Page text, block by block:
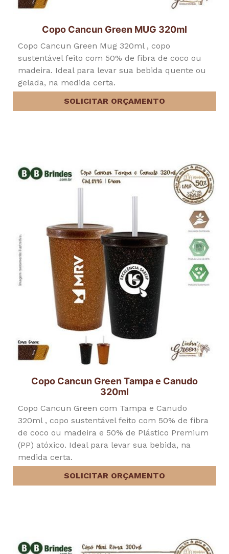
Copo Cancun Green MUG 320ml
Copo Cancun Green Mug 320ml , copo
sustentável feito com 50% de fibra de coco ou
madeira. Ideal para levar sua bebida quente ou
gelada, na medida certa.
SOLICITAR ORÇAMENTO
Copo Cancun Green Tampa e Canudo
320ml
Copo Cancun Green com Tampa e Canudo
320ml , copo sustentável feito com 50% de fibra
de coco ou madeira e 50% de Plástico Premium
(PP) atóxico. Ideal para levar sua bebida, na
medida certa.
SOLICITAR ORÇAMENTO